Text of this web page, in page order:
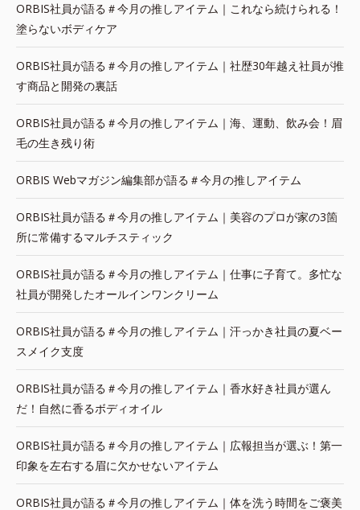
ORBIS社員が語る＃今月の推しアイテム｜これなら続けられる！
塗らないボディケア
ORBIS社員が語る＃今月の推しアイテム｜社歴30年越え社員が推
す商品と開発の裏話
ORBIS社員が語る＃今月の推しアイテム｜海、運動、飲み会！眉
毛の生き残り術
ORBIS Webマガジン編集部が語る＃今月の推しアイテム
ORBIS社員が語る＃今月の推しアイテム｜美容のプロが家の3箇
所に常備するマルチスティック
ORBIS社員が語る＃今月の推しアイテム｜仕事に子育て。多忙な
社員が開発したオールインワンクリーム
ORBIS社員が語る＃今月の推しアイテム｜汗っかき社員の夏ベー
スメイク支度
ORBIS社員が語る＃今月の推しアイテム｜香水好き社員が選ん
だ！自然に香るボディオイル
ORBIS社員が語る＃今月の推しアイテム｜広報担当が選ぶ！第一
印象を左右する眉に欠かせないアイテム
ORBIS社員が語る＃今月の推しアイテム｜体を洗う時間をご褒美